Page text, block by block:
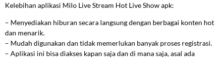
Kelebihan aplikasi Milo Live Stream Hot Live Show apk:
– Menyediakan hiburan secara langsung dengan berbagai konten hot
dan menarik.
– Mudah digunakan dan tidak memerlukan banyak proses registrasi.
– Aplikasi ini bisa diakses kapan saja dan di mana saja, asal ada